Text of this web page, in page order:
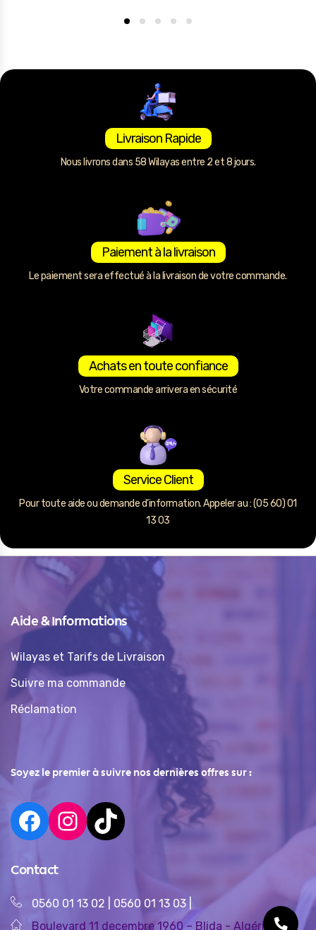
Livraison Rapide
Nous livrons dans 58 Wilayas entre 2 et 8 jours.
Paiement à la livraison
Le paiement sera effectué à la livraison de votre commande.
Achats en toute confiance
Votre commande arrivera en sécurité
Service Client
Pour toute aide ou demande d’information. Appeler au : (05 60) 01
13 03
Aide & Informations
Wilayas et Tarifs de Livraison
Suivre ma commande
Réclamation
Soyez le premier à suivre nos dernières offres sur :
Contact
0560 01 13 02 0560 01 13 03
Boulevard 11 decembre 1960 – Blida - Algérie